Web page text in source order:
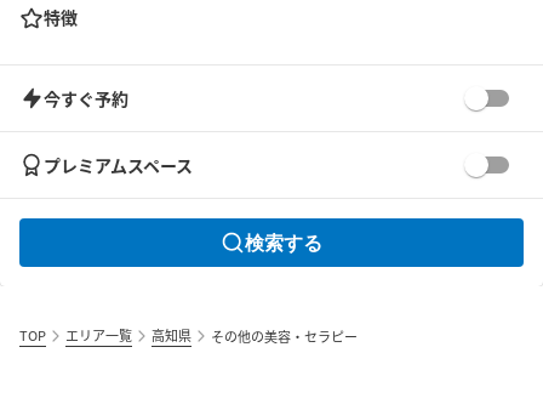
特徴
今すぐ予約
プレミアムスペース
検索する
TOP エリア一覧 高知県 その他の美容・セラピー